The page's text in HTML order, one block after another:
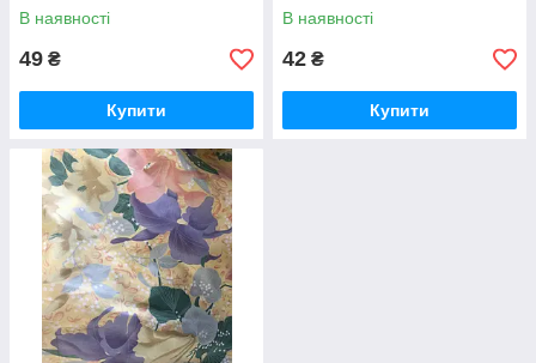
В наявності
49 ₴
Купити
В наявності
42 ₴
Купити